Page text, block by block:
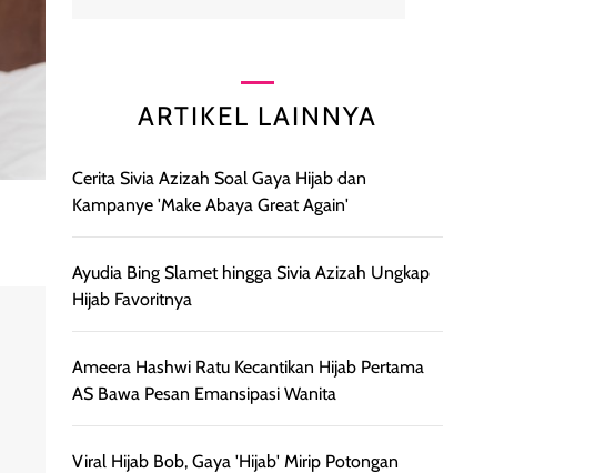
ARTIKEL LAINNYA
Cerita Sivia Azizah Soal Gaya Hijab dan
Kampanye 'Make Abaya Great Again'
Ayudia Bing Slamet hingga Sivia Azizah Ungkap
Hijab Favoritnya
Ameera Hashwi Ratu Kecantikan Hijab Pertama
AS Bawa Pesan Emansipasi Wanita
Viral Hijab Bob, Gaya 'Hijab' Mirip Potongan